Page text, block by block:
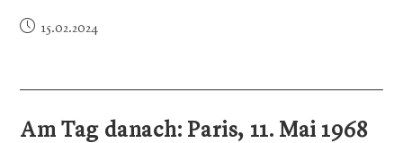
15.02.2024
Am Tag danach: Paris, 11. Mai 1968